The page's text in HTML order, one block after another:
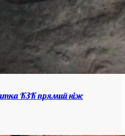
КЗК прямий ніж